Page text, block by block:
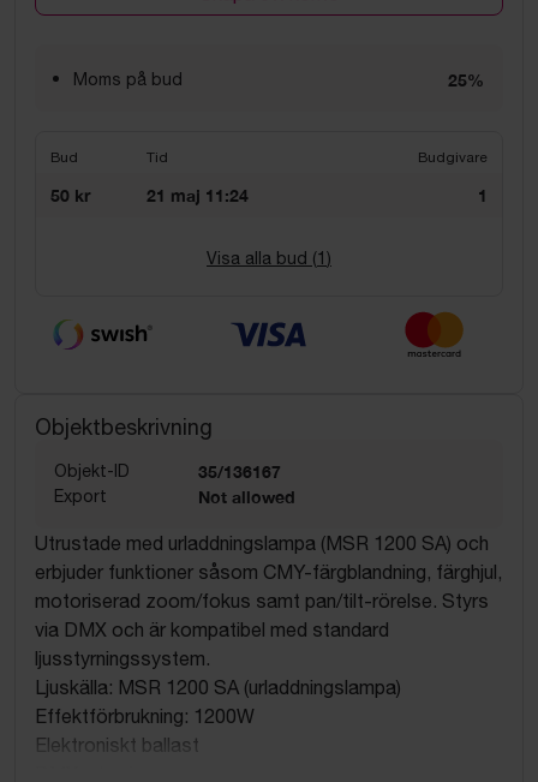
Moms på bud 25%
Bud Tid Budgivare
50 kr 21 maj 11:24 1
Visa alla bud (1 )
Objektbeskrivning
Objekt-ID 35/136167
Export Not allowed
Utrustade med urladdningslampa (MSR 1200 SA) och
erbjuder funktioner såsom CMY-färgblandning, färghjul,
motoriserad zoom/fokus samt pan/tilt-rörelse. Styrs
via DMX och är kompatibel med standard
ljusstyrningssystem.
Ljuskälla: MSR 1200 SA (urladdningslampa)
Effektförbrukning: 1200W
Elektroniskt ballast